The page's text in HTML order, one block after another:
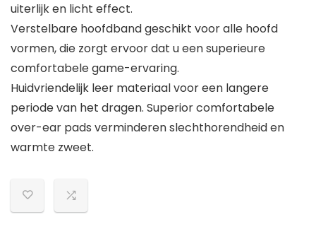
uiterlijk en licht effect.
Verstelbare hoofdband geschikt voor alle hoofd
vormen, die zorgt ervoor dat u een superieure
comfortabele game-ervaring.
Huidvriendelijk leer materiaal voor een langere
periode van het dragen. Superior comfortabele
over-ear pads verminderen slechthorendheid en
warmte zweet.